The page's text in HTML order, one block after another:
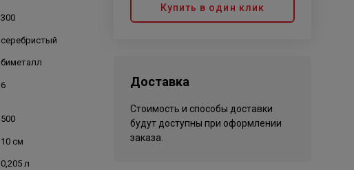
300
серебристый
биметалл
6
500
10 см
0,205 л
Купить в один клик
Доставка
Стоимость и способы доставки
будут доступны при оформлении
заказа.